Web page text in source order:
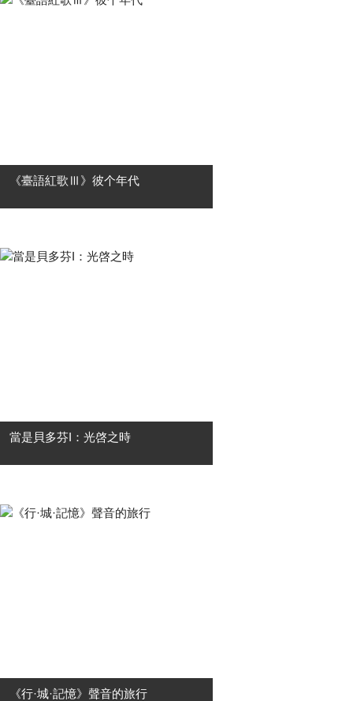
那就不算真正活過。」 故事講述交
《臺語紅歌Ⅲ》彼个年代
會 ✦ 09月19日高雄至德堂，感動再
獻！ 有一種旋律，前奏一下，眼眶就
當是貝多芬I：光啓之時
影，而是一場關於當下的提問——當
Ludwig van Beethoven 的音樂再次響
《行·城·記憶》聲音的旅行